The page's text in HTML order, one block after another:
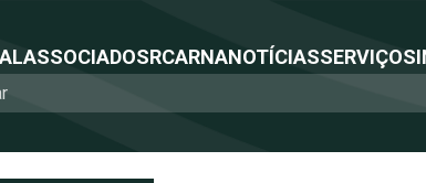
ASSOCIADOSRCARNANOTÍCIASSERVIÇOS